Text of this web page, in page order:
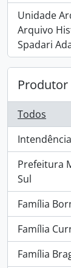
Unidade
Arquivo
Spadari
, 1
Produtor
Todos
, 1
Prefeitura
Sul
, 1
Família
, 1
Família
, 1
Família
, 1